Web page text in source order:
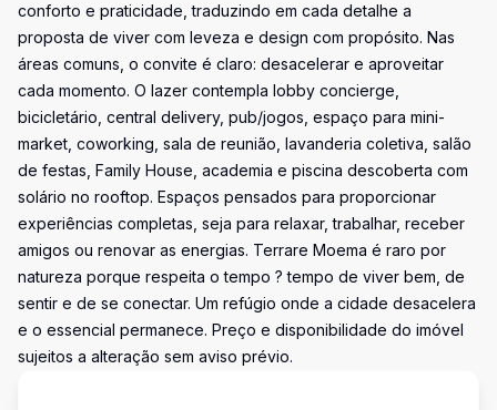
conforto e praticidade, traduzindo em cada detalhe a
proposta de viver com leveza e design com propósito. Nas
áreas comuns, o convite é claro: desacelerar e aproveitar
cada momento. O lazer contempla lobby concierge,
bicicletário, central delivery, pub/jogos, espaço para mini-
market, coworking, sala de reunião, lavanderia coletiva, salão
de festas, Family House, academia e piscina descoberta com
solário no rooftop. Espaços pensados para proporcionar
experiências completas, seja para relaxar, trabalhar, receber
amigos ou renovar as energias. Terrare Moema é raro por
natureza porque respeita o tempo ? tempo de viver bem, de
sentir e de se conectar. Um refúgio onde a cidade desacelera
e o essencial permanece. Preço e disponibilidade do imóvel
sujeitos a alteração sem aviso prévio.